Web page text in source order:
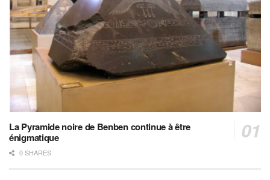
La Pyramide noire de Benben continue à être
énigmatique
0 SHARES